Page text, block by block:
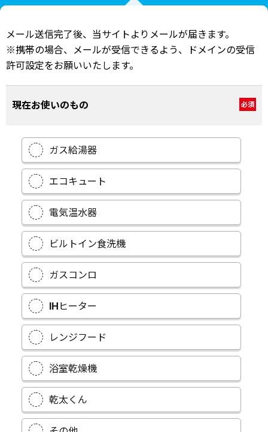
メール送信完了後、当サイトよりメールが届きます。
※携帯の場合、メールが受信できるよう、ドメインの受信
許可設定をお願いいたします。
現在お使いのもの 必須
ガス給湯器
エコキュート
電気温水器
ビルトイン食洗機
ガスコンロ
IHヒーター
レンジフード
浴室乾燥機
乾太くん